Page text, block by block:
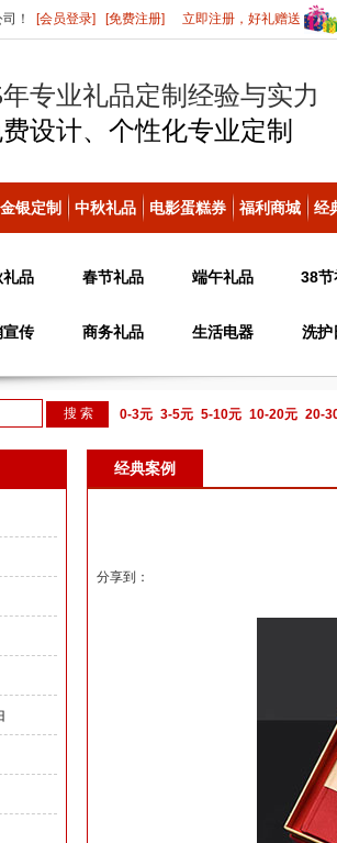
！ [会员登录] [免费注册] 立即注册，好礼赠送
年专业礼品定制经验与实力
设计、个性化专业定制
金银定制 中秋礼品 电影蛋糕券 福利商城 经
礼品 春节礼品 端午礼品 38节
宣传 商务礼品 生活电器 洗护
0-3元 3-5元 5-10元 10-20元 20-
议或电话咨询
经典案例
分享到：